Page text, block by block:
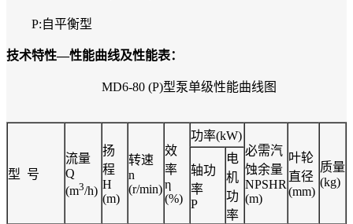
P:自平衡型
技术特性—性能曲线及性能表：
MD6-80 (P)型泵单级性能曲线图
型 号
流量
Q
(m3/h)
扬
程
H
(m)
转速
n
(r/min)
效
率
η
(%)
功率(kW)
必需汽
蚀余量
NPSHR
(m)
叶轮
直径
(mm)
质量
(kg)
轴功
率
P
电
机
功
率